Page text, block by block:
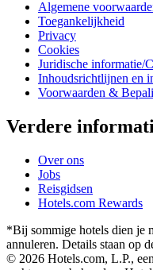
Algemene
Toegankelijkheid
Privacy
Cookies
Juridische informatie/
Inhoudsrichtlijnen en
Voorwaarden &
Verdere
Over ons
Jobs
Reisgidsen
Hotels.com Rewards
*Bij sommige hotels dien je
annuleren. Details staan op
© 2026 Hotels.com, L.P.,